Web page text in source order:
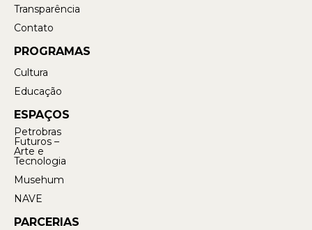
Transparência
Contato
PROGRAMAS
Cultura
Educação
ESPAÇOS
Petrobras
Futuros –
Arte e
Tecnologia
Musehum
NAVE
PARCERIAS